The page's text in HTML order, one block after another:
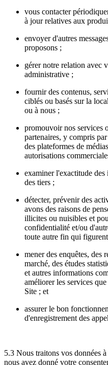
vous contacter
à jour relatives aux
envoyer d'autres
proposons ;
gérer notre relation avec
administrative ;
fournir des contenus,
ciblés ou basés sur la
ou à nous ;
promouvoir nos services
partenaires, y compris
des plateformes de
autorisations
examiner l'exactitude
des tiers ;
détecter, prévenir des
avons des raisons de
illicites ou nuisibles et
confidentialité et/ou
toute autre fin qui
mener des enquêtes, des
marché, des études
et autres informations
améliorer les services
Site ; et
assurer le bon
d'enregistrement des
5.3 Nous traitons vos données
nous avez donné votre